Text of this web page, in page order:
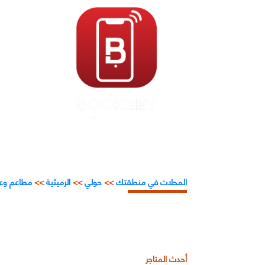
المحلات في منطقتك>>حولي>>الرميثية>>مطاعم
أحدث المتاجر